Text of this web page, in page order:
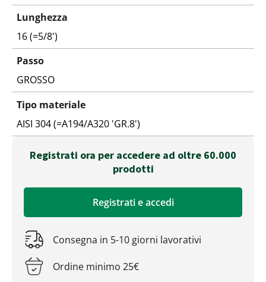
Lunghezza
16 (=5/8')
Passo
GROSSO
Tipo materiale
AISI 304 (=A194/A320 'GR.8')
Registrati ora per accedere ad oltre 60.000
prodotti
Registrati e accedi
Consegna in 5-10 giorni lavorativi
Ordine minimo 25€